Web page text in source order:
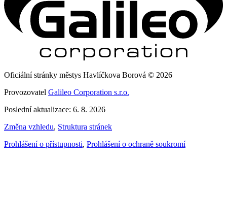
Oficiální stránky městys Havlíčkova Borová © 2026
Provozovatel Galileo Corporation s.r.o.
Poslední aktualizace: 6. 8. 2026
Změna vzhledu, Struktura stránek
Prohlášení o přístupnosti, Prohlášení o ochraně soukromí